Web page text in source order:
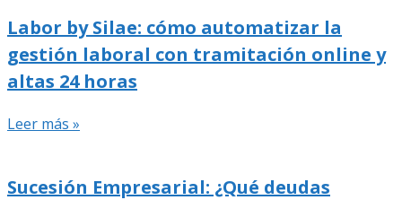
Labor by Silae: cómo automatizar la
gestión laboral con tramitación online y
altas 24 horas
Leer más »
Sucesión Empresarial: ¿Qué deudas